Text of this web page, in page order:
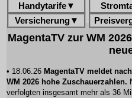
Handytarife▼
Versicherung▼
MagentaTV zur WM
• 18.06.26 MagentaTV meldet
WM 2026 hohe Zuschauerzahlen.
verfolgten insgesamt mehr als 36